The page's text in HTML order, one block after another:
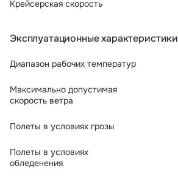
Крейсерская скорость
Эксплуатационные характеристики
Диапазон рабочих температур
Максимально допустимая
скорость ветра
Полеты в условиях грозы
Полеты в условиях
обледенения